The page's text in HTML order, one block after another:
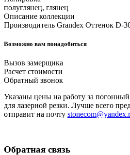
полуглянец, глянец
Описание коллекции
Производитель Grandex Оттенок D-
Возможно вам понадобиться
Вызов замерщика
Расчет стоимости
Обратный звонок
Указаны цены на работу за
для лазерной резки. Лучше всего
отправит на почту
Обратная связь